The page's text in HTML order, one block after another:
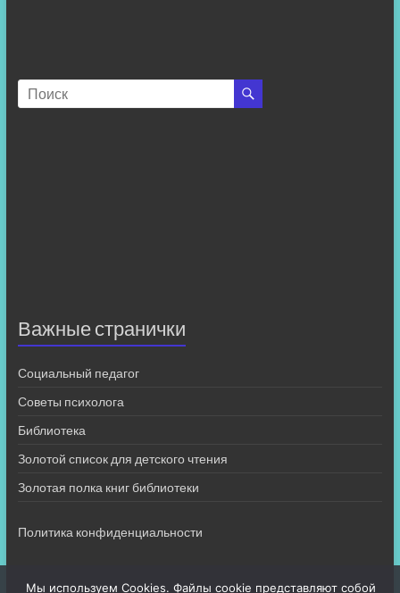
Важные странички
Социальный педагог
Советы психолога
Библиотека
Золотой список для детского чтения
Золотая полка книг библиотеки
Политика конфиденциальности
Мы используем Cookies. Файлы cookie представляют собой